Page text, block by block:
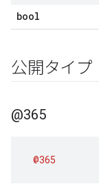
bool
公開タイプ
@365
@365